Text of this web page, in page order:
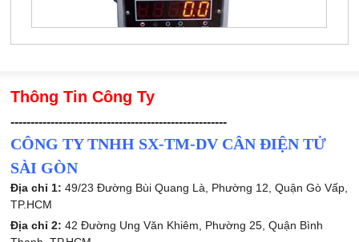
Thông Tin Công Ty
------------------------------------------------------
CÔNG TY TNHH SX-TM-DV CÂN ĐIỆN TỬ
SÀI GÒN
Địa chỉ 1: 49/23 Đường Bùi Quang Là, Phường 12, Quận Gò Vấp,
TP.HCM
Địa chỉ 2:42 Đường Ung Văn Khiêm, Phường 25, Quận Bình